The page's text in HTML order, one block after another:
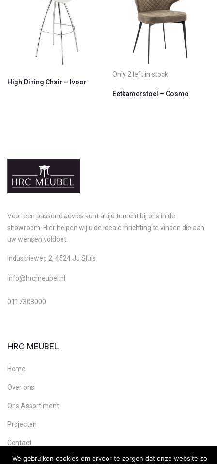
High Dining Chair – Ivoor
Only 2 left in stock
Eetkamerstoel – Cosmo
Voor een passend advies kunt altijd terecht bij ons in de
showroom. Hier helpen wij u de ideale inrichting te vinden die aan
uw wensen voldoet.
Industrieweg 2, 4524 JJ Sluis
info@hrcmeubel.nl
0117308000
HRC MEUBEL
Home
Over ons
Ons Assortiment
Projecten
Contact
We gebruiken cookies om ervoor te zorgen dat onze website zo